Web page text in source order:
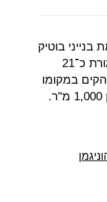
בנייני בוטיק
בתל אביב, רכשה את מבנה בית גמליאל ברחוב הלפרין בצפון הישן תמורת כ־21
במקומו